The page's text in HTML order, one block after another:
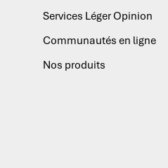
Services Léger Opinion
Communautés en ligne
Nos produits